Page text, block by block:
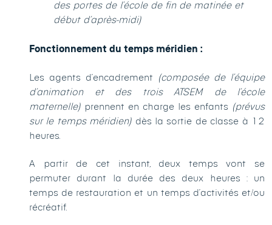
des portes de l’école de fin de matinée et
début d’après-midi)
Fonctionnement du temps méridien :
Les agents d’encadrement (composée de l’équipe
d’animation et des trois ATSEM de l’école
maternelle) prennent en charge les enfants (prévus
sur le temps méridien) dès la sortie de classe à 12
heures.
A partir de cet instant, deux temps vont se
permuter durant la durée des deux heures : un
temps de restauration et un temps d’activités et/ou
récréatif.